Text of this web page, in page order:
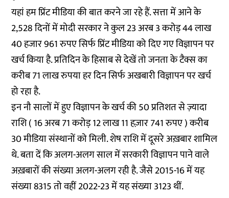
यहां हम प्रिंट मीडिया की बात करने जा रहे हैं. सत्ता में आने के
2,528 दिनों में मोदी सरकार ने कुल 23 अरब 3 करोड़ 44 लाख
40 हजार 961 रुपए सिर्फ प्रिंट मीडिया को दिए गए विज्ञापन पर
खर्च किया है. प्रतिदिन के हिसाब से देखें तो जनता के टैक्स का
करीब 71 लाख रुपया हर दिन सिर्फ अखबारी विज्ञापन पर खर्च
हो रहा है.
इन नौ सालों में हुए विज्ञापन के खर्च की 50 प्रतिशत से ज़्यादा
राशि ( 16 अरब 71 करोड़ 12 लाख 11 हज़ार 741 रुपए ) करीब
30 मीडिया संस्थानों को मिली. शेष राशि में दूसरे अख़बार शामिल
थे. बता दें कि अलग-अलग साल में सरकारी विज्ञापन पाने वाले
अख़बारों की संख्या अलग-अलग रही है. जैसे 2015-16 में यह
संख्या 8315 तो वहीं 2022-23 में यह संख्या 3123 थीं.